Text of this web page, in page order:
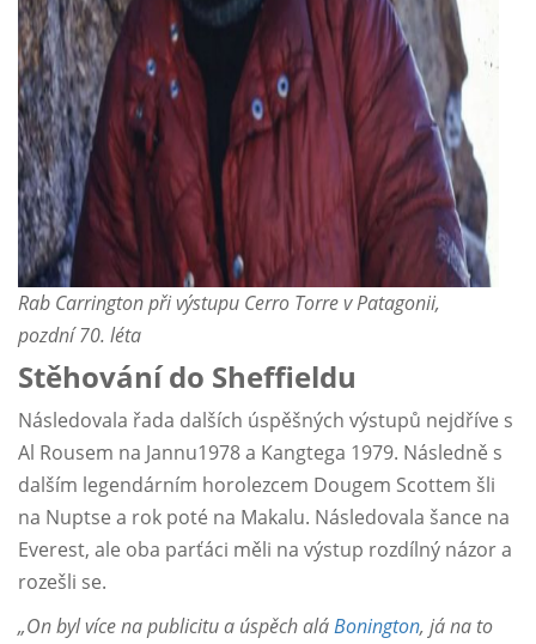
Rab Carrington při výstupu Cerro Torre v Patagonii,
pozdní 70. léta
Stěhování do Sheffieldu
Následovala řada dalších úspěšných výstupů nejdříve s
Al Rousem na Jannu1978 a Kangtega 1979. Následně s
dalším legendárním horolezcem Dougem Scottem šli
na Nuptse a rok poté na Makalu. Následovala šance na
Everest, ale oba parťáci měli na výstup rozdílný názor a
rozešli se.
„On byl více na publicitu a úspěch aláBonington, já na to